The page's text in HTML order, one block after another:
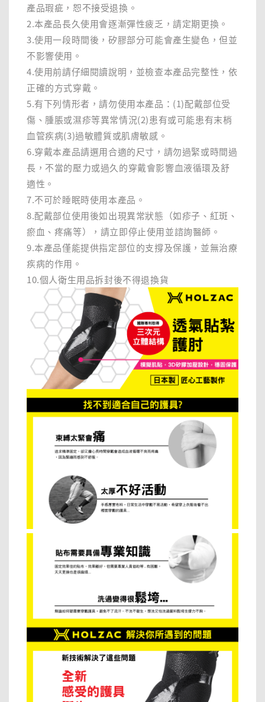
產品瑕疵，恕不接受退換。
2.本產品長久使用會逐漸彈性疲乏，請定期更換。
3.使用一段時間後，矽膠部分可能會產生變色，但並
不影響使用。
4.使用前請仔細閱讀說明，並檢查本產品完整性，依
正確的方式穿戴。
5.有下列情形者，請勿使用本產品：(1)配戴部位受
傷、腫脹或濕疹等異常情況(2)患有或可能患有末梢
血管疾病(3)過敏體質或肌膚敏感。
6.穿戴本產品請選用合適的尺寸，請勿過緊或時間過
長，不當的壓力或過久的穿戴會影響血液循環及舒
適性。
7.不可於睡眠時使用本產品。
8.配戴部位使用後如出現異常狀態（如疹子、紅斑、
瘀血、疼痛等），請立即停止使用並諮詢醫師。
9.本產品僅能提供指定部位的支撐及保護，並無治療
疾病的作用。
10.個人衛生用品拆封後不得退換貨